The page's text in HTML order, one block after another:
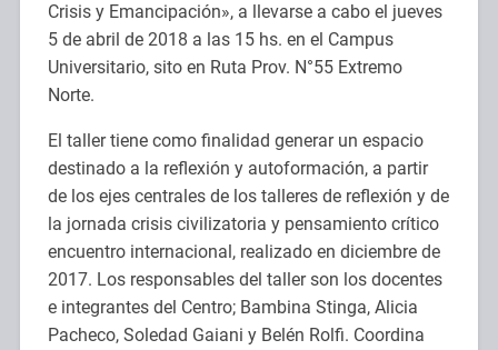
Crisis y Emancipación», a llevarse a cabo el jueves
5 de abril de 2018 a las 15 hs. en el Campus
Universitario, sito en Ruta Prov. N°55 Extremo
Norte.
El taller tiene como finalidad generar un espacio
destinado a la reflexión y autoformación, a partir
de los ejes centrales de los talleres de reflexión y de
la jornada crisis civilizatoria y pensamiento crítico
encuentro internacional, realizado en diciembre de
2017. Los responsables del taller son los docentes
e integrantes del Centro; Bambina Stinga, Alicia
Pacheco, Soledad Gaiani y Belén Rolfi. Coordina